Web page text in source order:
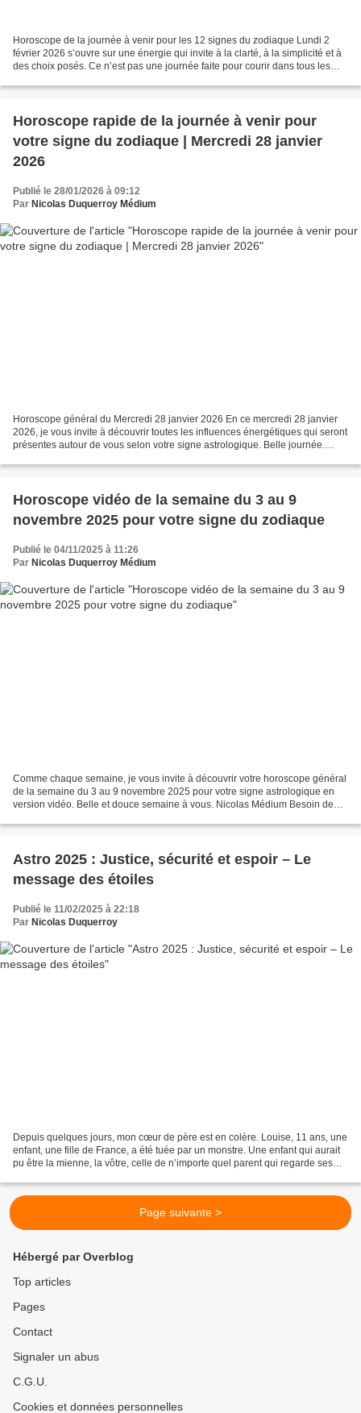
Horoscope de la journée à venir pour les 12 signes du zodiaque Lundi 2
février 2026 s’ouvre sur une énergie qui invite à la clarté, à la simplicité et à
des choix posés. Ce n’est pas une journée faite pour courir dans tous les
Horoscope rapide de la journée à venir pour
votre signe du zodiaque | Mercredi 28 janvier
2026
Publié le 28/01/2026 à 09:12
Par Nicolas Duquerroy Médium
Horoscope général du Mercredi 28 janvier 2026 En ce mercredi 28 janvier
2026, je vous invite à découvrir toutes les influences énergétiques qui seront
présentes autour de vous selon votre signe astrologique. Belle journée.
Horoscope vidéo de la semaine du 3 au 9
novembre 2025 pour votre signe du zodiaque
Publié le 04/11/2025 à 11:26
Par Nicolas Duquerroy Médium
Comme chaque semaine, je vous invite à découvrir votre horoscope général
de la semaine du 3 au 9 novembre 2025 pour votre signe astrologique en
version vidéo. Belle et douce semaine à vous. Nicolas Médium Besoin de
Astro 2025 : Justice, sécurité et espoir – Le
message des étoiles
Publié le 11/02/2025 à 22:18
Par Nicolas Duquerroy
Depuis quelques jours, mon cœur de père est en colère. Louise, 11 ans, une
enfant, une fille de France, a été tuée par un monstre. Une enfant qui aurait
pu être la mienne, la vôtre, celle de n’importe quel parent qui regarde ses
Page suivante >
Hébergé par Overblog
Top articles
Pages
Contact
Signaler un abus
C.G.U.
Cookies et données personnelles